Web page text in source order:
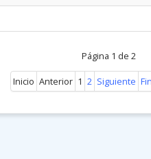
Página 1 de 2
Inicio Anterior 1 2 Siguiente